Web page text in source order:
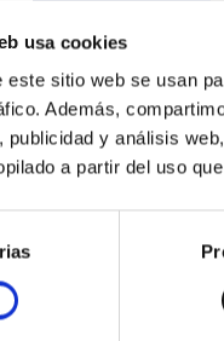
usa cookies
este sitio web se usan
Además,
publicidad y análisis
a partir del uso
Galaxies
The Instituto de
galaxies. ULL
Comerón, both
in Astronomy &
and dark matter